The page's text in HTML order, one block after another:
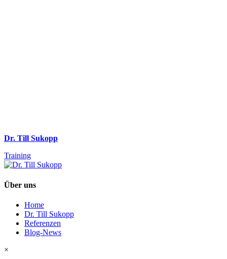
Dr. Till Sukopp
Training
Über uns
Home
Dr. Till Sukopp
Referenzen
Blog-News
×